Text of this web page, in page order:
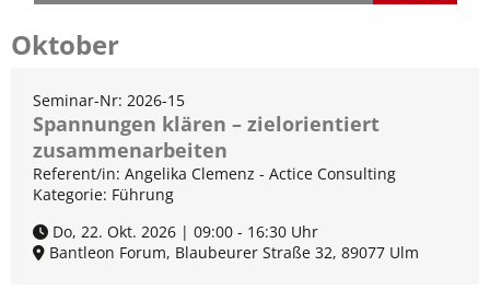
Oktober
Seminar-Nr: 2026-15
Spannungen klären – zielorientiert
zusammenarbeiten
Referent/in: Angelika Clemenz - Actice Consulting
Kategorie: Führung
Do, 22. Okt. 2026 | 09:00 - 16:30 Uhr
Bantleon Forum, Blaubeurer Straße 32, 89077 Ulm